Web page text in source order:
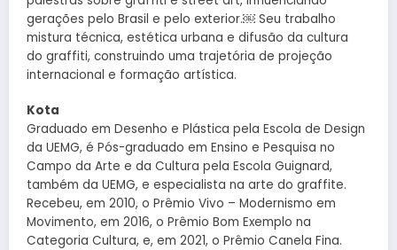
gerações pelo Brasil e pelo exterior.￼ Seu trabalho
mistura técnica, estética urbana e difusão da cultura
do graffiti, construindo uma trajetória de projeção
internacional e formação artística.
Kota
Graduado em Desenho e Plástica pela Escola de Design
da UEMG, é Pós-graduado em Ensino e Pesquisa no
Campo da Arte e da Cultura pela Escola Guignard,
também da UEMG, e especialista na arte do graffite.
Recebeu, em 2010, o Prêmio Vivo – Modernismo em
Movimento, em 2016, o Prêmio Bom Exemplo na
Categoria Cultura, e, em 2021, o Prêmio Canela Fina.